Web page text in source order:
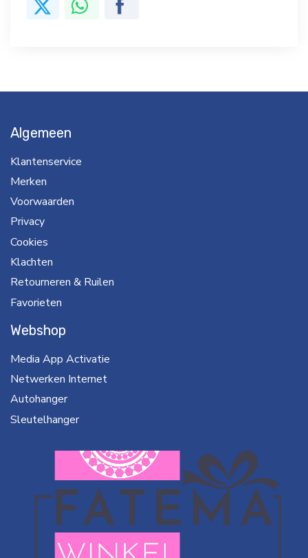
Algemeen
Klantenservice
Merken
Voorwaarden
Privacy
Cookies
Klachten
Retourneren & Ruilen
Favorieten
Webshop
Media App Activatie
Netwerken Internet
Autohanger
Sleutelhanger